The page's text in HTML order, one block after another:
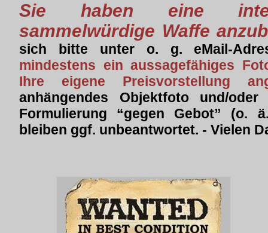
Sie haben eine
sammelwürdige Waffe
sich bitte unter o. g. eMail-
mindestens ein aussagefähiges
Ihre eigene Preisvorstellung
anhängendes Objektfoto und/
Formulierung “gegen Gebot” (o.
bleiben ggf. unbeantwortet. - Vielen